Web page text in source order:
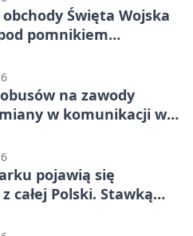
Święta Wojska
pomnikiem
na zawody
w komunikacji w
pojawią się
całej Polski. Stawką